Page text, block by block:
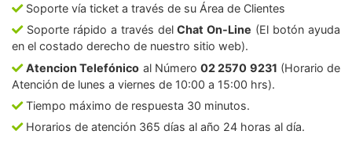
Soporte vía ticket a través de su Área de Clientes
Soporte rápido a través delChat On-Line (El botón ayuda
en el costado derecho de nuestro sitio web).
Atencion Telefónico al Número02 2570 9231 (Horario de
Atención de lunes a viernes de 10:00 a 15:00 hrs).
Tiempo máximo de respuesta 30 minutos.
Horarios de atención 365 días al año 24 horas al día.